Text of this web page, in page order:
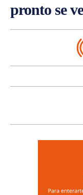
pronto se